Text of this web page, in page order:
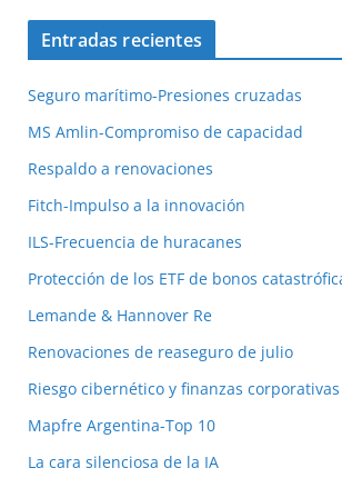
Entradas recientes
Seguro marítimo-Presiones cruzadas
MS Amlin-Compromiso de capacidad
Respaldo a renovaciones
Fitch-Impulso a la innovación
ILS-Frecuencia de huracanes
Protección de los ETF de bonos
Lemande & Hannover Re
Renovaciones de reaseguro de julio
Riesgo cibernético y finanzas corporativas
Mapfre Argentina-Top 10
La cara silenciosa de la IA